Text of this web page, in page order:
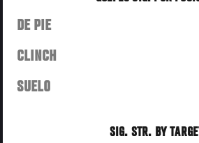
DE PIE
CLINCH
SUELO
SIG. STR. BY